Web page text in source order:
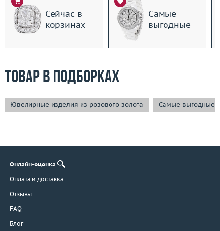
Сейчас в
корзинах
Самые
выгодные
Товар в подборках
Ювелирные изделия из розового золота Самые выгодные
Онлайн-оценка
Оплата и доставка
Отзывы
FAQ
Блог